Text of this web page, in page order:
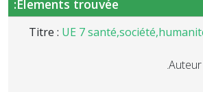
Elements trouvée:
Titre : UE 7
Auteur